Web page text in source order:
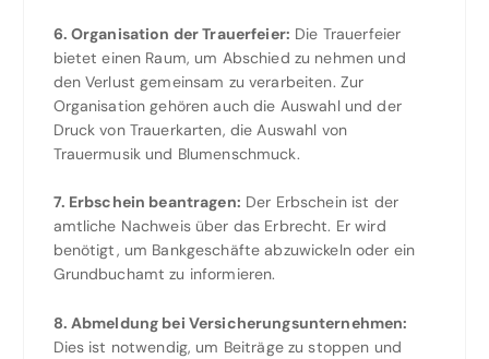
6. Organisation der Trauerfeier: Die Trauerfeier
bietet einen Raum, um Abschied zu nehmen und
den Verlust gemeinsam zu verarbeiten. Zur
Organisation gehören auch die Auswahl und der
Druck von Trauerkarten, die Auswahl von
Trauermusik und Blumenschmuck.
7. Erbschein beantragen: Der Erbschein ist der
amtliche Nachweis über das Erbrecht. Er wird
benötigt, um Bankgeschäfte abzuwickeln oder ein
Grundbuchamt zu informieren.
8. Abmeldung bei Versicherungsunternehmen:
Dies ist notwendig, um Beiträge zu stoppen und